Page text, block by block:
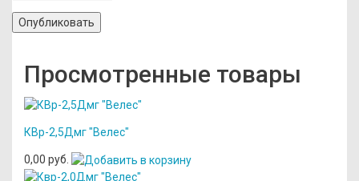
Просмотренные товары
КВр-2,5Дмг "Велес"
0,00 руб.